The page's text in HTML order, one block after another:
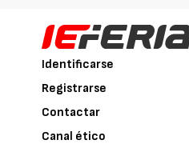
Identificarse
Registrarse
Contactar
Canal ético